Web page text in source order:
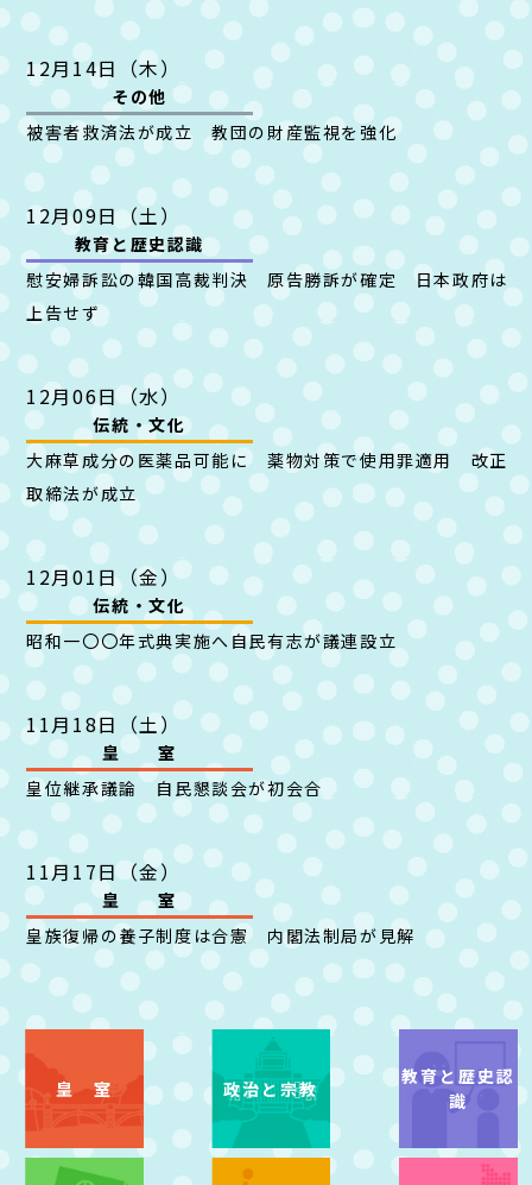
12月14日（木）
その他
被害者救済法が成立 教団の財産監視を強化
12月09日（土）
教育と 歴史認識
慰安婦訴訟の韓国高裁判決 原告勝訴が確定 日本政府は
上告せず
12月06日（水）
伝統・文化
大麻草成分の医薬品可能に 薬物対策で使用罪適用 改正
取締法が成立
12月01日（金）
伝統・文化
昭和一〇〇年式典実施へ自民有志が議連設立
11月18日（土）
皇 室
皇位継承議論 自民懇談会が初会合
11月17日（金）
皇 室
皇族復帰の養子制度は合憲 内閣法制局が見解
皇 室 政治と宗教
教育と 歴史認
識